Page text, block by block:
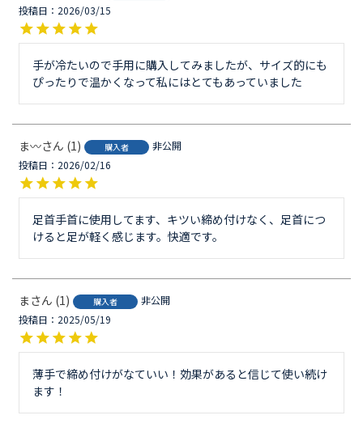
投稿日
2026/03/15
手が冷たいので手用に購入してみましたが、サイズ的にも
ぴったりで温かくなって私にはとてもあっていました
ま〰 1 購入者
非公開
投稿日
2026/02/16
足首手首に使用してます、キツい締め付けなく、足首につ
けると足が軽く感じます。快適です。
ま 1 購入者
非公開
投稿日
2025/05/19
薄手で締め付けがなていい！効果があると信じて使い続け
ます！